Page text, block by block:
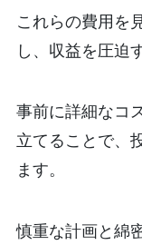
これらの費用を
し、収益を圧迫
事前に詳細なコ
立てることで、
ます。
慎重な計画と綿